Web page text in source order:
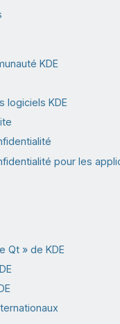
KDE
logiciels KDE
pour les
Qt » de KDE